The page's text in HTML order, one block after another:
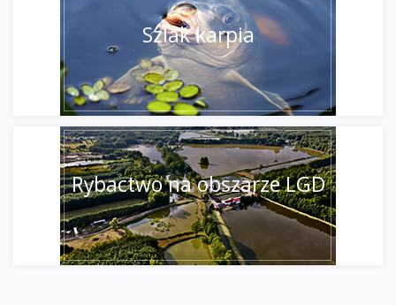
Szlak karpia
Rybactwo na obszarze LGD